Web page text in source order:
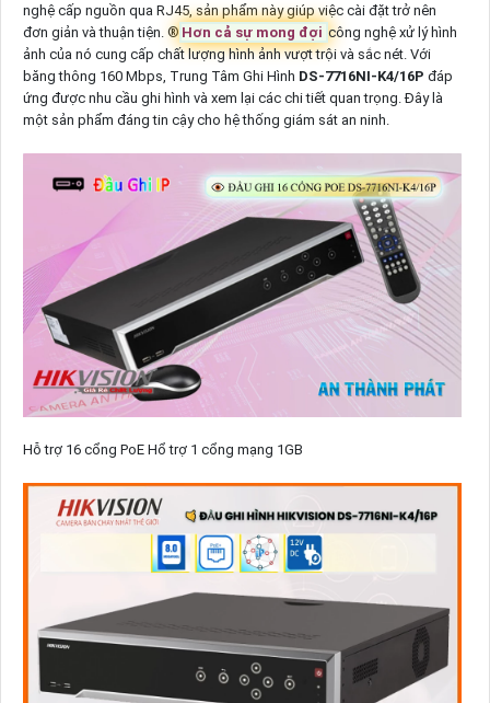
nghệ cấp nguồn qua RJ45, sản phẩm này giúp việc cài đặt trở nên
đơn giản và thuận tiện. ®️ Hơn cả sự mong đợi công nghệ xử lý hình
ảnh của nó cung cấp chất lượng hình ảnh vượt trội và sắc nét. Với
băng thông 160 Mbps, Trung Tâm Ghi Hình DS-7716NI-K4/16P đáp
ứng được nhu cầu ghi hình và xem lại các chi tiết quan trọng. Đây là
một sản phẩm đáng tin cậy cho hệ thống giám sát an ninh.
Hỗ trợ 16 cổng PoE Hổ trợ 1 cổng mạng 1GB